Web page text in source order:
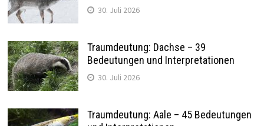
30. Juli 2026
Traumdeutung: Dachse – 39
Bedeutungen und Interpretationen
30. Juli 2026
Traumdeutung: Aale – 45 Bedeutungen